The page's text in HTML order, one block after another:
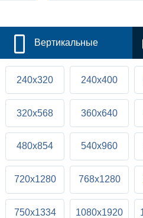
Вертикальные
240x320 240x400
320x568 360x640
480x854 540x960
720x1280 768x1280
750x1334 1080x1920